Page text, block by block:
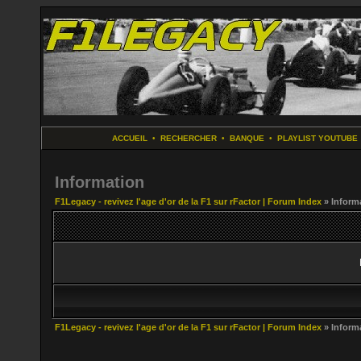
ACCUEIL • RECHERCHER• BANQUE • PLAYLIST YOUTUBE
Information
F1Legacy - revivez l'age d'or de la F1 sur rFactor | Forum Index »
F1Legacy - revivez l'age d'or de la F1 sur rFactor | Forum Index »